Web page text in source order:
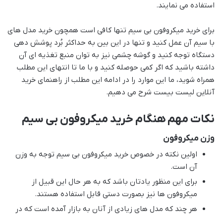
استفاده می نمایند.
برای خرید میکروفون بی سیم تنها کافی است همچون خرید مدل های
با سیم آن عمل کنید و تنها در این بین به حداکثر بُرد پوشش دهی
دستگاه توجه کنید و گوشه چشمی نیز به توان منبع تغذیه ای آن
داشته باشید که اگر کمی حوصله کنید و با ما تا انتهای این مطلب
همراه شوید، ما این موارد را در ادامه این مطلب از راهنمای خرید
آنلاین لیست بیست شرح می دهیم.
نکات مهم هنگام خرید میکروفون بی سیم
وزن میکروفون
اولین نکته در خصوص خرید میکروفون بی سیم توجه به وزن
آن است.
برای این منظور یادتان باشد که به هر حال این قبیل از
میکروفون ها نیز بصورت دستی قابل استفاده هستند.
هر چند که مدل های زیادی از آنان به بازار آمده است که در